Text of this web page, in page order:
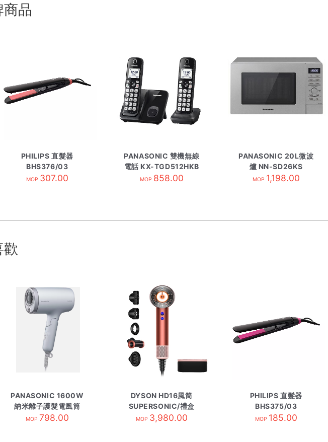
商品
PHILIPS 直髮器
BHS376/03
MOP 307.00
PANASONIC 雙機無線
電話 KX-TGD512HKB
MOP 858.00
PANASONIC 20L微波
爐 NN-SD26KS
MOP 1,198.00
歡
PANASONIC 1600W
納米離子護髮電風筒
EH-NA7M灰藍
MOP 798.00
DYSON HD16風筒
SUPERSONIC/禮盒
SG/SBBP/珊瑚莓
MOP 3,980.00
PHILIPS 直髮器
BHS375/03
MOP 185.00